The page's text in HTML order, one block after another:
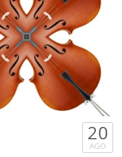
20
AGO